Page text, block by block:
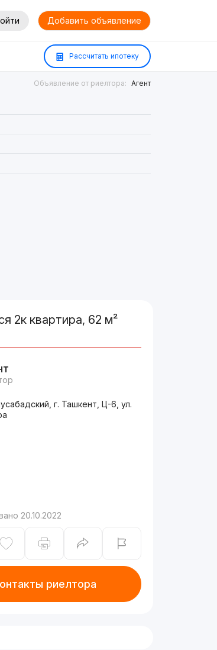
Добавить объявление
Рассчитать ипотеку
Объявление от риелтора: Агент
2к квартира, 62 м²
г. Ташкент, Ц-6, ул.
20.10.2022
риелтора